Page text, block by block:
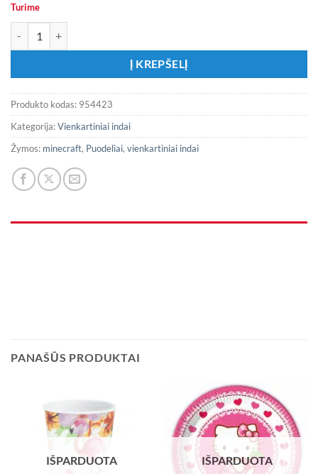
Turime
Į KREPŠELĮ
Produkto kodas: 954423
Kategorija:Vienkartiniai indai
Žymos: minecraft, Puodeliai, vienkartiniai indai
PANAŠŪS PRODUKTAI
IŠPARDUOTA IŠPARDUOTA